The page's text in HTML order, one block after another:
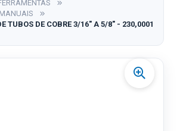
TUBOS DE COBRE 3/16" A 5/8" - 230,0001